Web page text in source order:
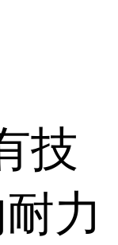
技
力